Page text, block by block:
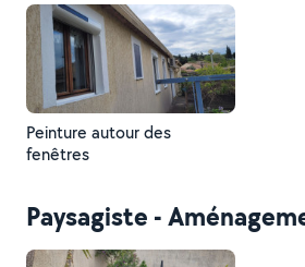
Peinture autour des
fenêtres
Paysagiste -